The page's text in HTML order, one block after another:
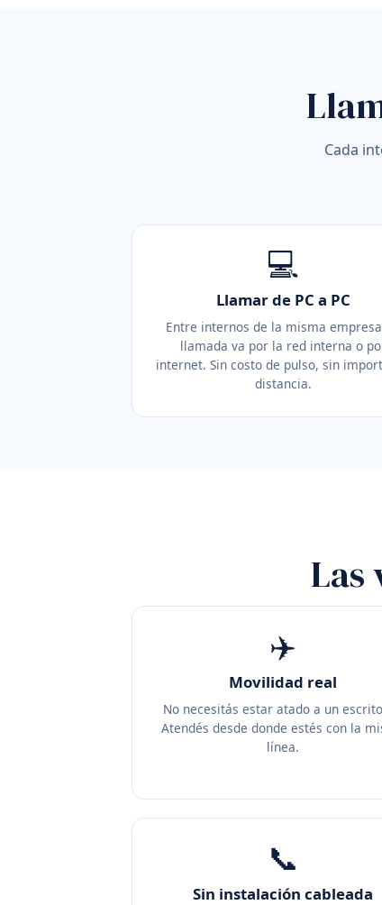
Cada
💻
Llamar de PC a PC
Entre internos de la misma
llamada va por la red interna o
internet. Sin costo de pulso, sin
distancia.
Las
✈️
Movilidad real
No necesitás estar atado a un
Atendés desde donde estés con la
línea.
📞
Sin instalación cableada